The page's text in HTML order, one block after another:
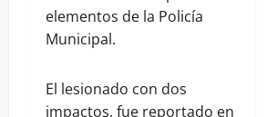
elementos de la Policía
Municipal.
El lesionado con dos
impactos, fue reportado en